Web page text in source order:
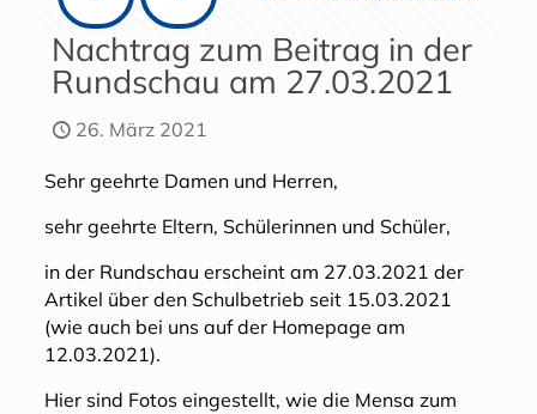
Nachtrag zum Beitrag in der
Rundschau am 27.03.2021
26. März 2021
Sehr geehrte Damen und Herren,
sehr geehrte Eltern, Schülerinnen und Schüler,
in der Rundschau erscheint am 27.03.2021 der
Artikel über den Schulbetrieb seit 15.03.2021
(wie auch bei uns auf der Homepage am
12.03.2021).
Hier sind Fotos eingestellt, wie die Mensa zum